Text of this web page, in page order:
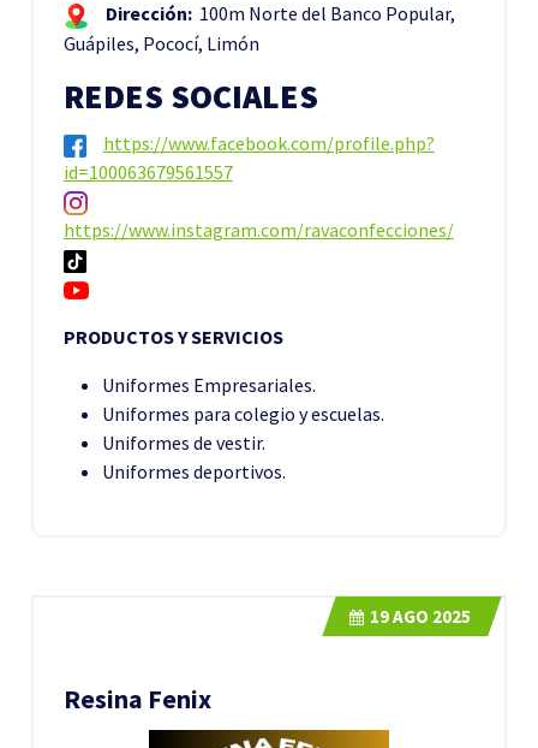
Dirección: 100m Norte del Banco Popular,
Guápiles, Pococí, Limón
REDES SOCIALES
https://www.facebook.com/profile.php?
id=100063679561557
https://www.instagram.com/ravaconfecciones/
PRODUCTOS Y SERVICIOS
Uniformes Empresariales.
Uniformes para colegio y escuelas.
Uniformes de vestir.
Uniformes deportivos.
Resina Fenix
19AGO 2025